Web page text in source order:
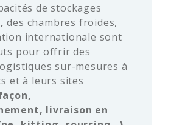
de stockages
des chambres froides,
internationale sont
pour offrir des
sur-mesures à
et à leurs sites
livraison en